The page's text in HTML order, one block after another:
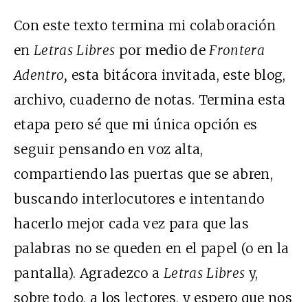
Con este texto termina mi colaboración
enLetras Libres por medio deFrontera
Adentro, esta bitácora invitada, este blog,
archivo, cuaderno de notas. Termina esta
etapa pero sé que mi única opción es
seguir pensando en voz alta,
compartiendo las puertas que se abren,
buscando interlocutores e intentando
hacerlo mejor cada vez para que las
palabras no se queden en el papel (o en la
pantalla). Agradezco a Letras Libres y,
sobre todo, a los lectores, y espero que nos